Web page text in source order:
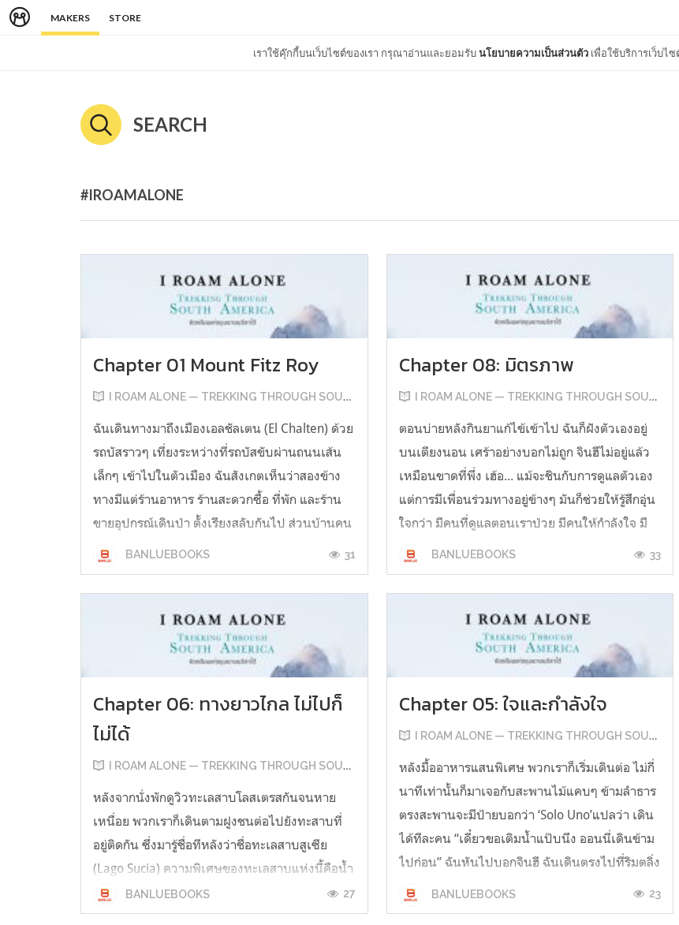
MAKERS STORE
เราใช้คุ๊กกี้บนเว็บไซต์ของเรา กรุณาอ่านและยอมรับนโยบายความเป็นส่วนตัว เพื่อใช้บริการเว็บไซ
SEARCH
#IROAMALONE
Chapter 01 Mount Fitz Roy
I ROAM ALONE — TREKKING THROUGH SOUTH AMERICA
ฉันเดินทางมาถึงเมืองเอลชัลเตน (El Chalten) ด้วย
รถบัสราวๆ เที่ยงระหว่างที่รถบัสขับผ่านถนนเส้น
เล็กๆ เข้าไปในตัวเมือง ฉันสังเกตเห็นว่าสองข้าง
ทางมีแต่ร้านอาหาร ร้านสะดวกซื้อ ที่พัก และร้าน
ขายอุปกรณ์เดินป่า ตั้งเรียงสลับกันไป ส่วนบ้านคน
นั้นแทบไม่มีให้เห็น จากข้อมูลที่อ่านมาคร่าวๆ เขา
ว่าเมืองนี้เป็นเมืองเ...
BANLUEBOOKS 31
Chapter 08: มิตรภาพ
I ROAM ALONE — TREKKING THROUGH SOUTH AMERICA
ตอนบ่ายหลังกินยาแก้ไข้เข้าไป ฉันก็ฝังตัวเองอยู่
บนเตียงนอน เศร้าอย่างบอกไม่ถูก จินฮีไม่อยู่แล้ว
เหมือนขาดที่พึ่ง เฮ้อ... แม้จะชินกับการดูแลตัวเอง
แต่การมีเพื่อนร่วมทางอยู่ข้างๆ มันก็ช่วยให้รู้สึกอุ่น
ใจกว่า มีคนที่ดูแลตอนเราป่วย มีคนให้กำลังใจ มี
คนปรึกษาเวลาหลงทาง มีคนทำกับข้าวด้วยกัน
หัวเราะด้วยกัน จ...
BANLUEBOOKS 33
Chapter 06: ทางยาวไกล ไม่ไปก็
ไม่ได้
I ROAM ALONE — TREKKING THROUGH SOUTH AMERICA
หลังจากนั่งพักดูวิวทะเลสาบโลสเตรสกันจนหาย
เหนื่อย พวกเราก็เดินตามฝูงชนต่อไปยังทะสาบที่
อยู่ติดกัน ซึ่งมารู้ชื่อทีหลังว่าชื่อทะเลสาบสูเซีย
(Lago Sucia) ความพิเศษของทะเลสาบแห่งนี้คือน้ำ
ที่เป็นสีฟ้าเทอควอยซ์ สีเข้มข้นเหมือนกับว่าจะวัก
เอามาทาสีบ้านได้ พวกเราถ่ายรูปกันเล็กน้อย แล้ว
BANLUEBOOKS 27
Chapter 05: ใจและกำลังใจ
I ROAM ALONE — TREKKING THROUGH SOUTH AMERICA
หลังมื้ออาหารแสนพิเศษ พวกเราก็เริ่มเดินต่อ ไม่กี่
นาทีเท่านั้นก็มาเจอกับสะพานไม้แคบๆ ข้ามลำธาร
ตรงสะพานจะมีป้ายบอกว่า ‘Solo Uno’แปลว่า เดิน
ได้ทีละคน “เดี๋ยวขอเติมน้ำแป๊บนึง ออนนี่เดินข้าม
ไปก่อน” ฉันหันไปบอกจินฮี ฉันเดินตรงไปที่ริมตลิ่ง
เปิดเป้หยิบขวดน้ำที่เหลือน้ำไม่ถึงครึ่งออกมา ก่อน
จะเติมน้ำลงไปในข...
BANLUEBOOKS 23